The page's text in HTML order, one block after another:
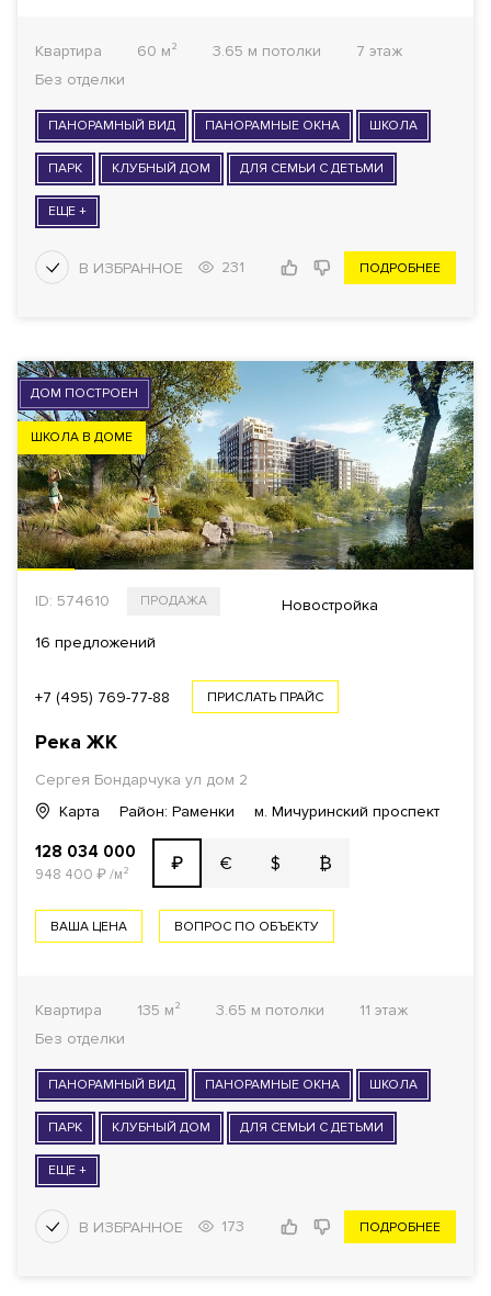
Квартира 60 м² 3.65 м потолки
7 этаж
Без отделки
ПАНОРАМНЫЙ ВИД ПАНОРАМНЫЕ ОКНА ШКОЛА
ПАРК КЛУБНЫЙ ДОМ ДЛЯ СЕМЬИ С ДЕТЬМИ
ЕЩЕ +
231 ПОДРОБНЕЕ
ДОМ ПОСТРОЕН
ШКОЛА В ДОМЕ
ID: 574610 ПРОДАЖА Новостройка
16 предложений
+7 (495) 769-77-88 ПРИСЛАТЬ ПРАЙС
Река ЖК
Сергея Бондарчука ул дом 2
Карта
Район: Раменки м. Мичуринский проспект
128 034 000
948 400 ₽/м² ₽ € $ ₿
ВАША ЦЕНА ВОПРОС ПО ОБЪЕКТУ
Квартира 135 м² 3.65 м потолки
11 этаж
Без отделки
ПАНОРАМНЫЙ ВИД ПАНОРАМНЫЕ ОКНА ШКОЛА
ПАРК КЛУБНЫЙ ДОМ ДЛЯ СЕМЬИ С ДЕТЬМИ
ЕЩЕ +
173 ПОДРОБНЕЕ